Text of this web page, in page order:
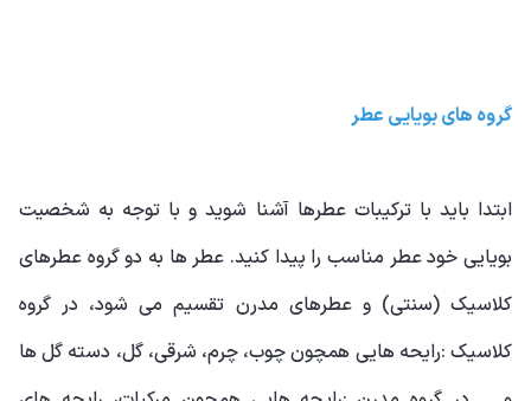
گروه های بویایی عطر
ابتدا باید با ترکیبات عطرها آشنا شوید و با توجه به شخصیت
بویایی خود عطر مناسب را پیدا کنید. عطر ها به دو گروه عطرهای
کلاسیک (سنتی) و عطرهای مدرن تقسیم می شود، در گروه
کلاسیک :رایحه هایی همچون چوب، چرم، شرقی، گل، دسته گل ها